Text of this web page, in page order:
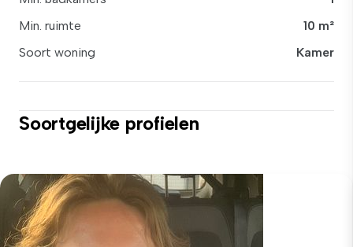
Min. ruimte
10 m²
Soort woning
Kamer
Soortgelijke profielen